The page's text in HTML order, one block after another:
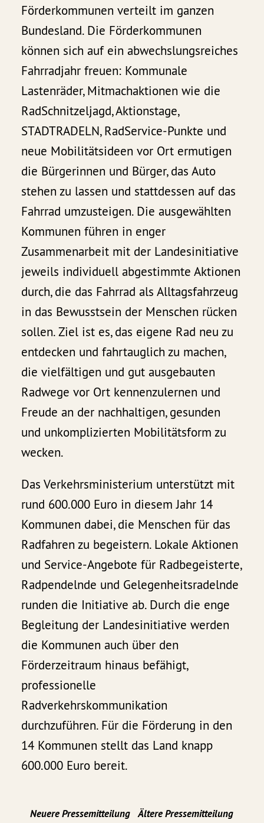
Förderkommunen verteilt im ganzen
Bundesland. Die Förderkommunen
können sich auf ein abwechslungsreiches
Fahrradjahr freuen: Kommunale
Lastenräder, Mitmachaktionen wie die
RadSchnitzeljagd, Aktionstage,
STADTRADELN, RadService-Punkte und
neue Mobilitätsideen vor Ort ermutigen
die Bürgerinnen und Bürger, das Auto
stehen zu lassen und stattdessen auf das
Fahrrad umzusteigen. Die ausgewählten
Kommunen führen in enger
Zusammenarbeit mit der Landesinitiative
jeweils individuell abgestimmte Aktionen
durch, die das Fahrrad als Alltagsfahrzeug
in das Bewusstsein der Menschen rücken
sollen. Ziel ist es, das eigene Rad neu zu
entdecken und fahrtauglich zu machen,
die vielfältigen und gut ausgebauten
Radwege vor Ort kennenzulernen und
Freude an der nachhaltigen, gesunden
und unkomplizierten Mobilitätsform zu
wecken.
Das Verkehrsministerium unterstützt mit
rund 600.000 Euro in diesem Jahr 14
Kommunen dabei, die Menschen für das
Radfahren zu begeistern. Lokale Aktionen
und Service-Angebote für Radbegeisterte,
Radpendelnde und Gelegenheitsradelnde
runden die Initiative ab. Durch die enge
Begleitung der Landesinitiative werden
die Kommunen auch über den
Förderzeitraum hinaus befähigt,
professionelle
Radverkehrskommunikation
durchzuführen. Für die Förderung in den
14 Kommunen stellt das Land knapp
600.000 Euro bereit.
Neuere Pressemitteilung Ältere Pressemitteilung